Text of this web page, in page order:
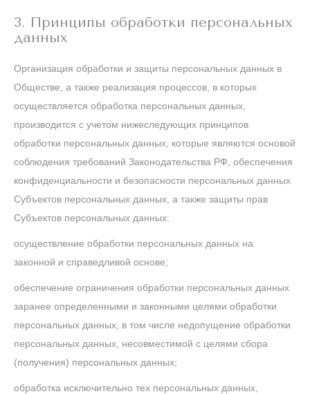
3. Принципы обработки персональных
данных
Организация обработки и защиты персональных данных в
Обществе, а также реализация процессов, в которых
осуществляется обработка персональных данных,
производится с учетом нижеследующих принципов
обработки персональных данных, которые являются основой
соблюдения требований Законодательства РФ, обеспечения
конфиденциальности и безопасности персональных данных
Субъектов персональных данных, а также защиты прав
Субъектов персональных данных:
осуществление обработки персональных данных на
законной и справедливой основе;
обеспечение ограничения обработки персональных данных
заранее определенными и законными целями обработки
персональных данных, в том числе недопущение обработки
персональных данных, несовместимой с целями сбора
(получения) персональных данных;
обработка исключительно тех персональных данных,